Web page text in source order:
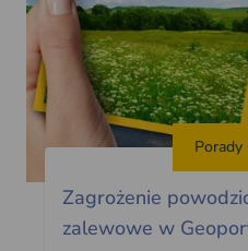
Porady
Zagrożenie
zalewowe w